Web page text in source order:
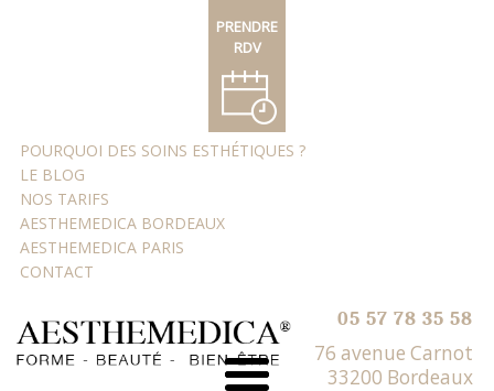
PRENDRE
RDV
POURQUOI DES SOINS ESTHÉTIQUES ?
LE BLOG
NOS TARIFS
AESTHEMEDICA BORDEAUX
AESTHEMEDICA PARIS
CONTACT
05 57 78 35 58
76 avenue Carnot
33200 Bordeaux